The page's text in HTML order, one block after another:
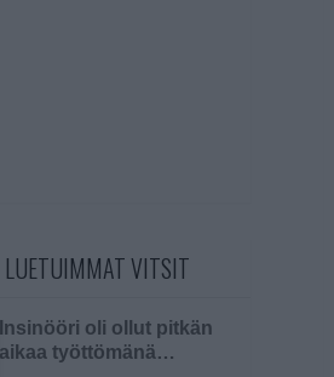
LUETUIMMAT VITSIT
Insinööri oli ollut pitkän
aikaa työttömänä…